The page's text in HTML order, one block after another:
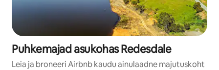
Puhkemajad asukohas Redesdale
Leia ja broneeri Airbnb kaudu ainulaadne majutuskoht